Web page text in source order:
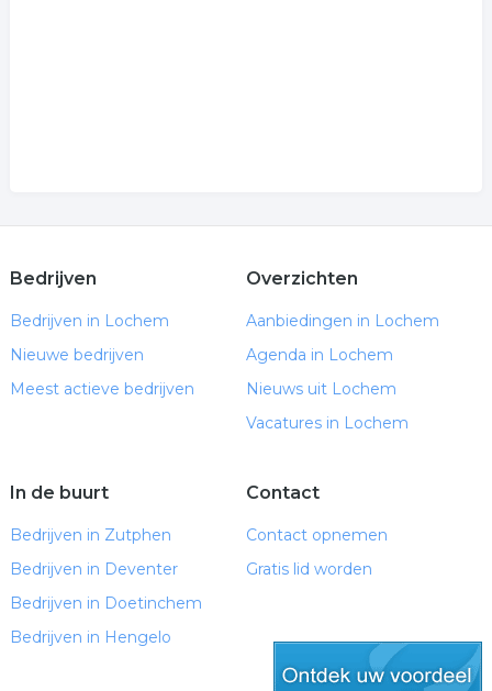
Bedrijven
Bedrijven in Lochem
Nieuwe bedrijven
Meest actieve bedrijven
Overzichten
Aanbiedingen in Lochem
Agenda in Lochem
Nieuws uit Lochem
Vacatures in Lochem
In de buurt
Bedrijven in Zutphen
Bedrijven in Deventer
Bedrijven in Doetinchem
Bedrijven in Hengelo
Contact
Contact opnemen
Gratis lid worden